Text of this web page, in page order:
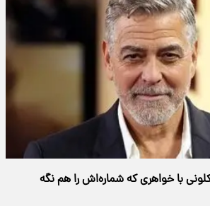
با خواهری که شماره‌اش را هم نگه